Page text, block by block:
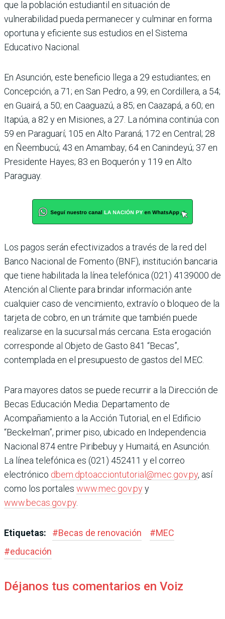
que la población estudiantil en situación de
vulnerabilidad pueda permanecer y culminar en forma
oportuna y eficiente sus estudios en el Sistema
Educativo Nacional.
En Asunción, este beneficio llega a 29 estudiantes; en
Concepción, a 71; en San Pedro, a 99; en Cordillera, a 54;
en Guairá, a 50; en Caaguazú, a 85; en Caazapá, a 60; en
Itapúa, a 82 y en Misiones, a 27. La nómina continúa con
59 en Paraguarí; 105 en Alto Paraná; 172 en Central; 28
en Ñeembucú; 43 en Amambay; 64 en Canindeyú; 37 en
Presidente Hayes; 83 en Boquerón y 119 en Alto
Paraguay.
Los pagos serán efectivizados a través de la red del
Banco Nacional de Fomento (BNF), institución bancaria
que tiene habilitada la línea telefónica (021) 4139000 de
Atención al Cliente para brindar información ante
cualquier caso de vencimiento, extravío o bloqueo de la
tarjeta de cobro, en un trámite que también puede
realizarse en la sucursal más cercana. Esta erogación
corresponde al Objeto de Gasto 841 “Becas”,
contemplada en el presupuesto de gastos del MEC.
Para mayores datos se puede recurrir a la Dirección de
Becas Educación Media: Departamento de
Acompañamiento a la Acción Tutorial, en el Edificio
“Beckelman”, primer piso, ubicado en Independencia
Nacional 874 entre Piribebuy y Humaitá, en Asunción.
La línea telefónica es (021) 452411 y el correo
electrónico dbem.dptoacciontutorial@mec.gov.py, así
como los portales www.mec.gov.pyy
www.becas.gov.py.
Etiquetas: #Becas de renovación #MEC
#educación
Déjanos tus comentarios en Voiz